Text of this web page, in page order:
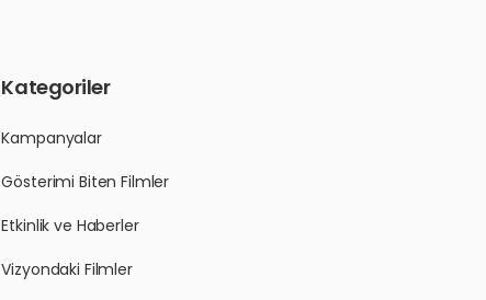
Kategoriler
Kampanyalar
Gösterimi Biten Filmler
Etkinlik ve Haberler
Vizyondaki Filmler